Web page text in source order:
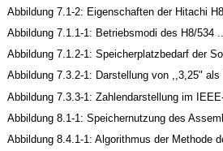
Abbildung 7.1-2: Eigenschaften der Hitachi
Abbildung 7.1.1-1: Betriebsmodi des H8/534
Abbildung 7.1.2-1: Speicherplatzbedarf der
Abbildung 7.3.2-1: Darstellung von ,,3,25"
Abbildung 7.3.3-1: Zahlendarstellung im
Abbildung 8.1-1: Speichernutzung des
Abbildung 8.4.1-1: Algorithmus der Methode